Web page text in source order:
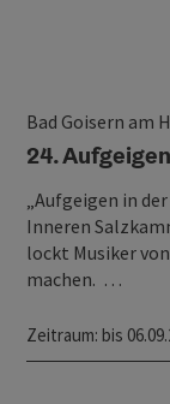
Bad Goisern am
24.
„Aufgeigen in
Inneren
lockt Musiker
machen. …
Zeitraum: bis